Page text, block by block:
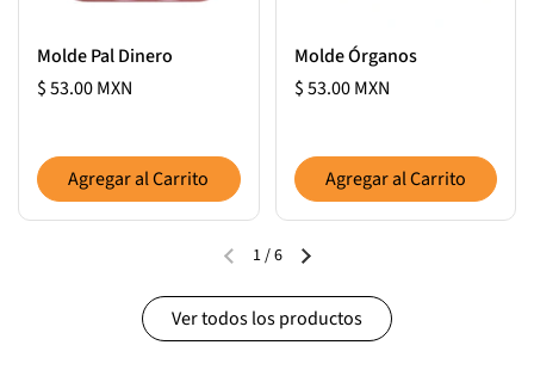
Molde Pal Dinero
$ 53.00 MXN
Agregar al Carrito
Molde Órganos
$ 53.00 MXN
Agregar al Carrito
1/6
Ver todos los productos